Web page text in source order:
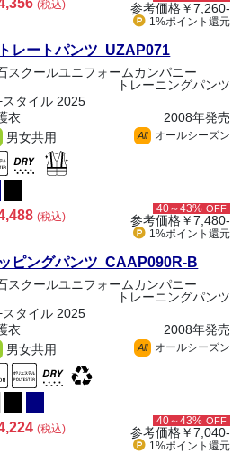
(税込) 参考価格￥7,260-
1%ポイント 還元
レートパンツ UZAP071
スクールユニフォームカンパニー
トレーニングパンツ
スタイル 2025
衣
2008年発売
男女共用
All オールシーズン
(税込)
40～43% OFF
参考価格￥7,480-
1%ポイント 還元
ピングパンツ CAAP090R-B
スクールユニフォームカンパニー
トレーニングパンツ
スタイル 2025
衣
2008年発売
男女共用
All オールシーズン
(税込)
40～43% OFF
参考価格￥7,040-
1%ポイント 還元